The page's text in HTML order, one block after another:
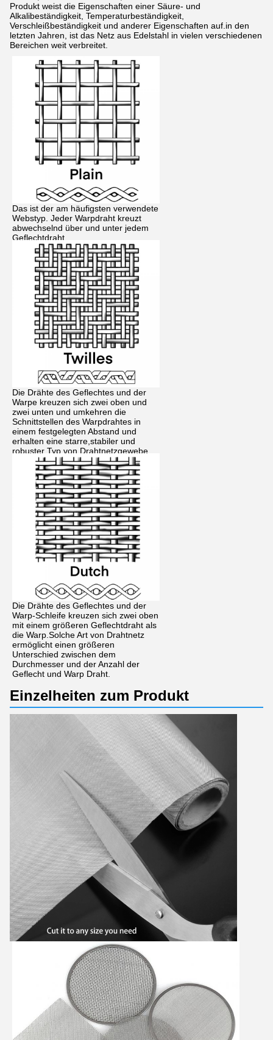
Produkt weist die Eigenschaften einer Säure- und
Alkalibeständigkeit, Temperaturbeständigkeit,
Verschleißbeständigkeit und anderer Eigenschaften auf.in den
letzten Jahren, ist das Netz aus Edelstahl in vielen verschiedenen
Bereichen weit verbreitet.
Das ist der am häufigsten verwendete
Webstyp. Jeder Warpdraht kreuzt
abwechselnd über und unter jedem
Geflechtdraht.
Die Drähte des Geflechtes und der
Warpe kreuzen sich zwei oben und
zwei unten und umkehren die
Schnittstellen des Warpdrahtes in
einem festgelegten Abstand und
erhalten eine starre,stabiler und
robuster Typ von Drahtnetzgewebe
Die Drähte des Geflechtes und der
Warp-Schleife kreuzen sich zwei oben
mit einem größeren Geflechtdraht als
die Warp.Solche Art von Drahtnetz
ermöglicht einen größeren
Unterschied zwischen dem
Durchmesser und der Anzahl der
Geflecht und Warp Draht.
Einzelheiten zum Produkt